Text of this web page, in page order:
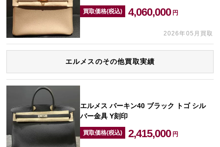
買取価格(税込) 4,060,000 円
2026年05月買取
エルメスのその他買取実績
エルメス バーキン40 ブラック トゴ シル
バー金具 Y刻印
買取価格(税込) 2,415,000 円